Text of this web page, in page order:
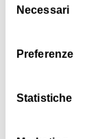
delNecessari
Preferenze
Statistiche
Contatti